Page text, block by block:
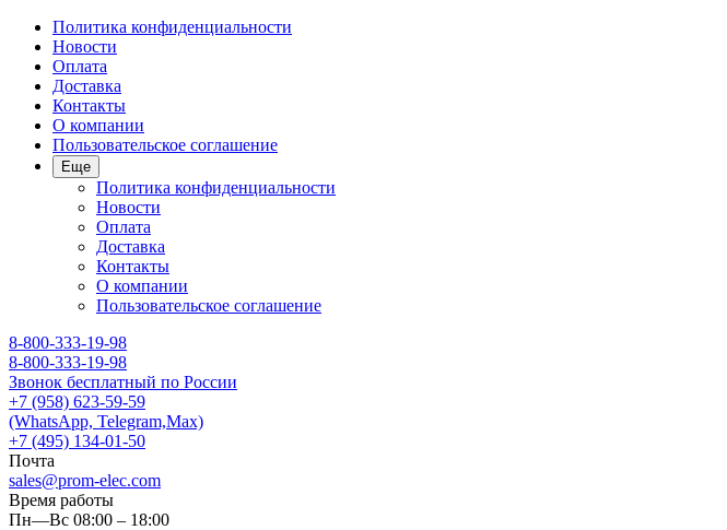
Политика конфиденциальности
Новости
Оплата
Доставка
Контакты
О компании
Пользовательское соглашение
Еще
Политика конфиденциальности
Новости
Оплата
Доставка
Контакты
О компании
Пользовательское соглашение
8-800-333-19-98
8-800-333-19-98
Звонок бесплатный по России
+7 (958) 623-59-59
(WhatsApp, Telegram,Max)
+7 (495) 134-01-50
Почта
sales@prom-elec.com
Время работы
Пн—Вс 08:00 – 18:00